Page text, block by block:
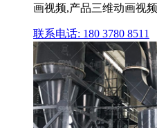
画视频,产品三维动画视
联系电话: 180 3780 8511